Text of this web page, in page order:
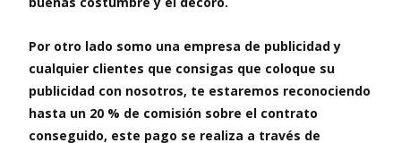
Por otro lado somo una empresa de publicidad y
cualquier clientes que consigas que coloque su
publicidad con nosotros, te estaremos reconociendo
hasta un 20 % de comisión sobre el contrato
conseguido, este pago se realiza a través de